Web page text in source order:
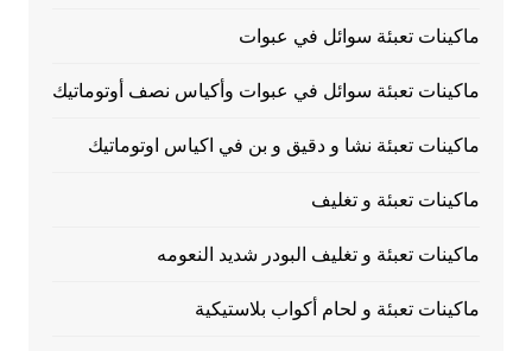
ماكينات تعبئة سوائل في عبوات
ماكينات تعبئة سوائل في عبوات وأكياس نصف أوتوماتيك
ماكينات تعبئة نشا و دقيق و بن في اكياس اوتوماتيك
ماكينات تعبئة و تغليف
ماكينات تعبئة و تغليف البودر شديد النعومه
ماكينات تعبئة و لحام أكواب بلاستيكية